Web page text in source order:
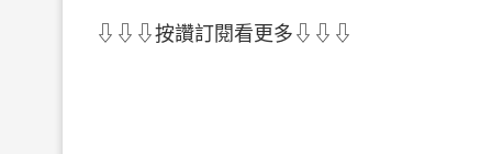
⇩⇩⇩按讚訂閱看更多⇩⇩⇩